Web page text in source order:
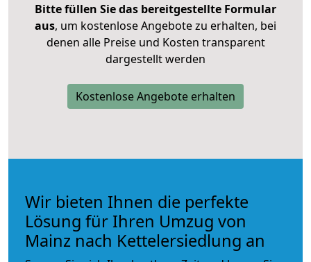
Bitte füllen Sie das bereitgestellte Formular
aus, um kostenlose Angebote zu erhalten, bei
denen alle Preise und Kosten transparent
dargestellt werden
Kostenlose Angebote erhalten
Wir bieten Ihnen die perfekte
Lösung für Ihren Umzug von
Mainz nach Kettelersiedlung an